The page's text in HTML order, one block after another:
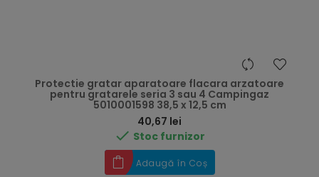
Protectie gratar aparatoare flacara arzatoare
pentru gratarele seria 3 sau 4 Campingaz
5010001598 38,5 x 12,5 cm
40,67 lei
 Stoc furnizor
Adaugă în Coș